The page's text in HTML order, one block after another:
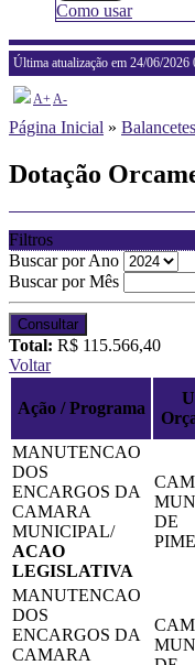
Como usar
Última atualização em 24/06/2026
A+A-
Página Inicial » Balancetes
Dotação
Filtros
Buscar por Ano
Buscar por Mês
Consultar
Total: R$ 115.566,40
Voltar
Ação / Programa
MANUTENCAO
DOS
ENCARGOS DA
CAMARA
MUNICIPAL/
ACAO
LEGISLATIVA
DE
MANUTENCAO
DOS
ENCARGOS DA
CAMARA